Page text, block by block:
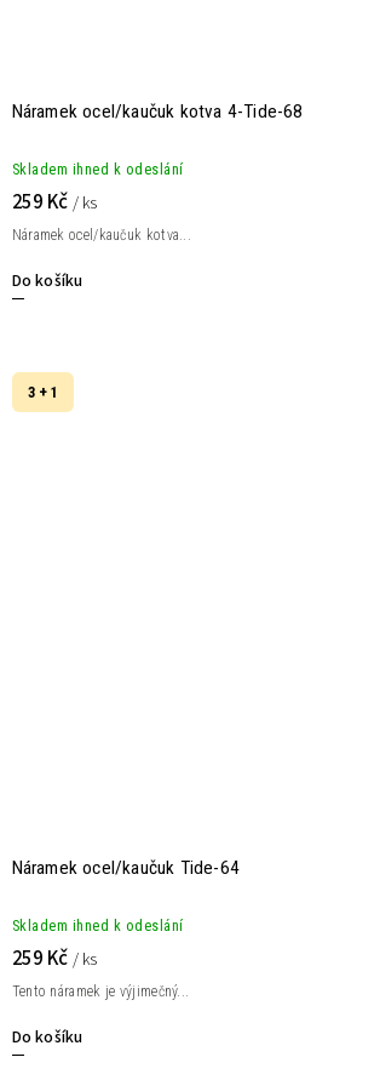
Náramek ocel/kaučuk kotva 4-Tide-68
Skladem ihned k odeslání
259 Kč/ ks
Do košíku
Náramek ocel/kaučuk kotva...
3 + 1
Náramek ocel/kaučuk Tide-64
Skladem ihned k odeslání
259 Kč/ ks
Do košíku
Tento náramek je výjimečný...